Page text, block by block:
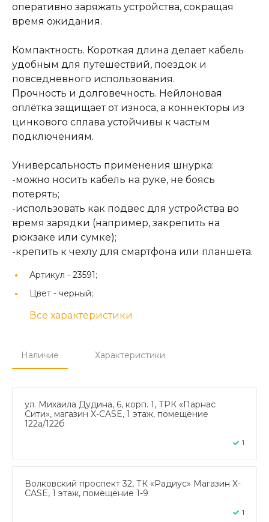
оперативно заряжать устройства, сокращая
время ожидания.
Компактность. Короткая длина делает кабель
удобным для путешествий, поездок и
повседневного использования.
Прочность и долговечность. Нейлоновая
оплётка защищает от износа, а коннекторы из
цинкового сплава устойчивы к частым
подключениям.
Универсальность применения шнурка:
-можно носить кабель на руке, не боясь
потерять;
-использовать как подвес для устройства во
время зарядки (например, закрепить на
рюкзаке или сумке);
-крепить к чехлу для смартфона или планшета.
Артикул - 23591;
Цвет - черный;
Все характеристики
Наличие Характеристики
ул. Михаила Дудина, 6, корп. 1, ТРК «Парнас
Сити», магазин X-CASE, 1 этаж, помещение
122а/122б
1
Волковский проспект 32, ТК «Радиус» Магазин X-
CASE, 1 этаж, помещение 1-9
1